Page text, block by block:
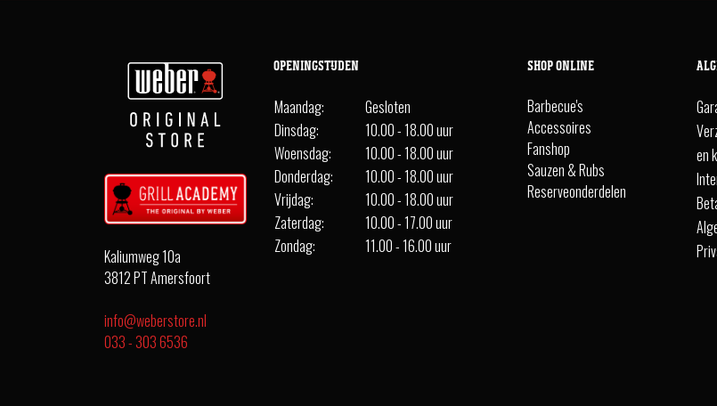
Kaliumweg 10a
3812 PT Amersfoort
info@weberstore.nl
033 - 303 6536
OPENINGSTIJDEN
Maandag:
Gesloten
Dinsdag:
10.00 - 18.00 uur
Woensdag:
10.00 - 18.00 uur
Donderdag:
10.00 - 18.00 uur
Vrijdag:
10.00 - 18.00 uur
Zaterdag:
10.00 - 17.00 uur
Zondag:
11.00 - 16.00 uur
SHOP ONLINE
Barbecue's
Accessoires
Fanshop
Sauzen & Rubs
Reserveonderdelen
en